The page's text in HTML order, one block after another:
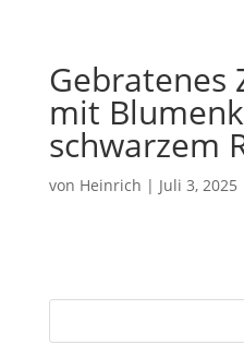
Gebratenes
mit
schwarzem
von Heinrich | Juli 3, 2025